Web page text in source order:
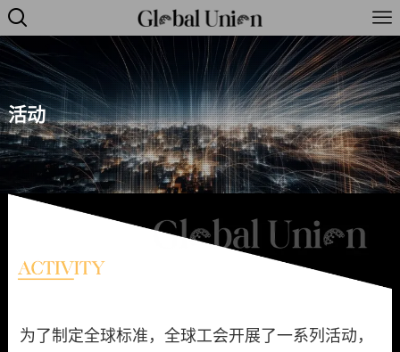
活动
为了制定全球标准，全球工会开展了一系列活动，